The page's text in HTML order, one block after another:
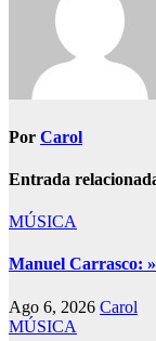
Por Carol
Entrada
MÚSICA
Manuel Carrasco:
Ago 6, 2026 Carol
MÚSICA